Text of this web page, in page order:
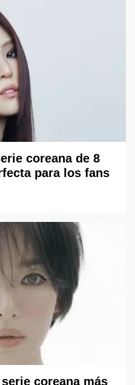
coreana de 8
para los fans
coreana más